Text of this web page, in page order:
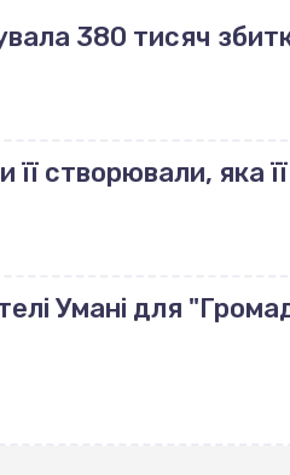
380 тисяч
створювали, яка
Умані для